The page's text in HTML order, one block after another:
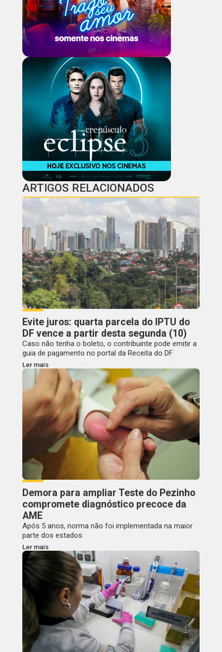
ARTIGOS RELACIONADOS
Evite juros: quarta parcela do IPTU do
DF vence a partir desta segunda (10)
Caso não tenha o boleto, o contribuinte pode emitir a
guia de pagamento no portal da Receita do DF
Ler mais
Demora para ampliar Teste do Pezinho
compromete diagnóstico precoce da
AME
Após 5 anos, norma não foi implementada na maior
parte dos estados
Ler mais